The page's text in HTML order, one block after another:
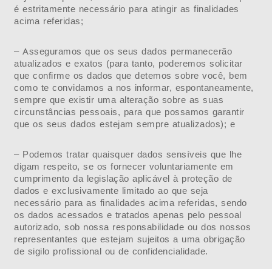
é estritamente necessário para atingir as finalidades
acima referidas;
– Asseguramos que os seus dados permanecerão
atualizados e exatos (para tanto, poderemos solicitar
que confirme os dados que detemos sobre você, bem
como te convidamos a nos informar, espontaneamente,
sempre que existir uma alteração sobre as suas
circunstâncias pessoais, para que possamos garantir
que os seus dados estejam sempre atualizados); e
– Podemos tratar quaisquer dados sensíveis que lhe
digam respeito, se os fornecer voluntariamente em
cumprimento da legislação aplicável à proteção de
dados e exclusivamente limitado ao que seja
necessário para as finalidades acima referidas, sendo
os dados acessados e tratados apenas pelo pessoal
autorizado, sob nossa responsabilidade ou dos nossos
representantes que estejam sujeitos a uma obrigação
de sigilo profissional ou de confidencialidade.